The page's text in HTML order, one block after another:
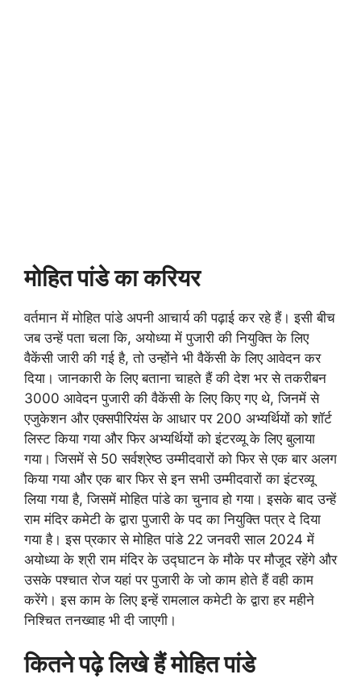
मोहित पांडे का करियर
वर्तमान में मोहित पांडे अपनी आचार्य की पढ़ाई कर रहे हैं। इसी बीच
जब उन्हें पता चला कि, अयोध्या में पुजारी की नियुक्ति के लिए
वैकेंसी जारी की गई है, तो उन्होंने भी वैकेंसी के लिए आवेदन कर
दिया। जानकारी के लिए बताना चाहते हैं की देश भर से तकरीबन
3000 आवेदन पुजारी की वैकेंसी के लिए किए गए थे, जिनमें से
एजुकेशन और एक्सपीरियंस के आधार पर 200 अभ्यर्थियों को शॉर्ट
लिस्ट किया गया और फिर अभ्यर्थियों को इंटरव्यू के लिए बुलाया
गया। जिसमें से 50 सर्वश्रेष्ठ उम्मीदवारों को फिर से एक बार अलग
किया गया और एक बार फिर से इन सभी उम्मीदवारों का इंटरव्यू
लिया गया है, जिसमें मोहित पांडे का चुनाव हो गया। इसके बाद उन्हें
राम मंदिर कमेटी के द्वारा पुजारी के पद का नियुक्ति पत्र दे दिया
गया है। इस प्रकार से मोहित पांडे 22 जनवरी साल 2024 में
अयोध्या के श्री राम मंदिर के उद्घाटन के मौके पर मौजूद रहेंगे और
उसके पश्चात रोज यहां पर पुजारी के जो काम होते हैं वही काम
करेंगे। इस काम के लिए इन्हें रामलाल कमेटी के द्वारा हर महीने
निश्चित तनख्वाह भी दी जाएगी।
कितने पढ़े लिखे हैं मोहित पांडे